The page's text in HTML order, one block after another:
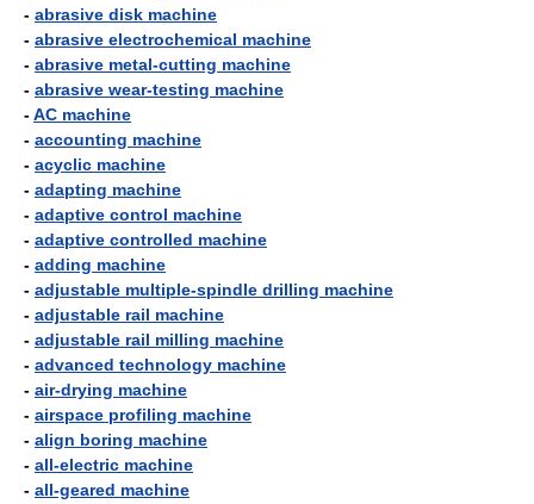
- abrasive disk machine
- abrasive electrochemical machine
- abrasive metal-cutting machine
- abrasive wear-testing machine
-AC machine
- accounting machine
- acyclic machine
- adapting machine
- adaptive control machine
- adaptive controlled machine
- adding machine
- adjustable multiple-spindle drilling machine
- adjustable rail machine
- adjustable rail milling machine
- advanced technology machine
- air-drying machine
- airspace profiling machine
- align boring machine
- all-electric machine
- all-geared machine